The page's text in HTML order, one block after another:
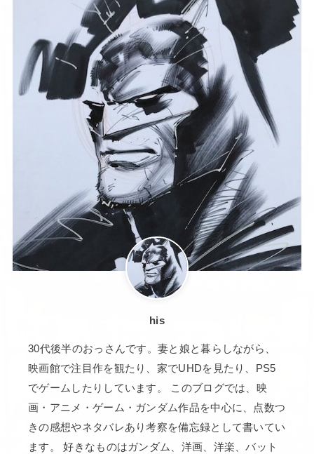
his
30代後半のおっさんです。妻と娘と暮らしながら、
映画館で注目作を観たり、家でUHDを見たり、PS5
でゲームしたりしています。 このブログでは、映
画・アニメ・ゲーム・ガンダム作品を中心に、点数つ
きの感想やネタバレあり考察を備忘録として書いてい
ます。 好きなものはガンダム、洋画、洋楽、バット